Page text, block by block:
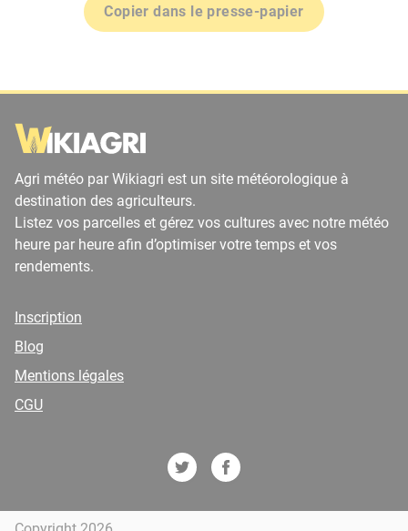
Copier dans le presse-papier
Agri météo par Wikiagri est un site météorologique à
destination des agriculteurs.
Listez vos parcelles et gérez vos cultures avec notre météo
heure par heure afin d’optimiser votre temps et vos
rendements.
Inscription
Blog
Mentions légales
CGU